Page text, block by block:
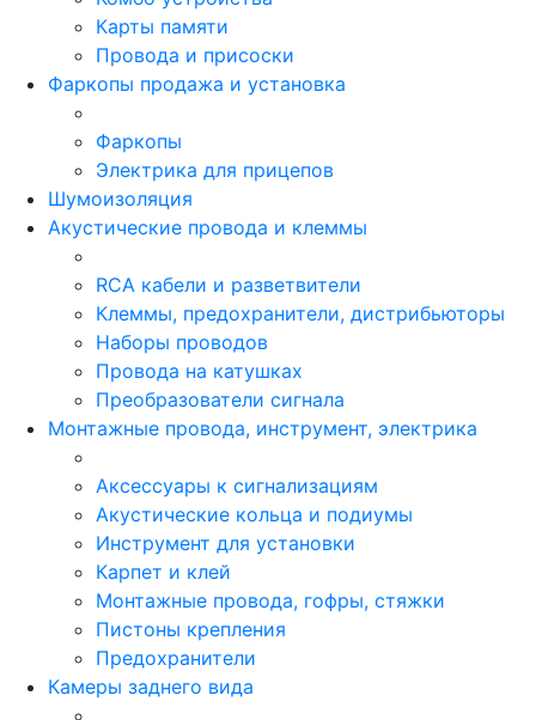
Карты памяти
Провода и присоски
Фаркопы продажа и установка
Фаркопы
Электрика для прицепов
Шумоизоляция
Акустические провода и клеммы
RCA кабели и разветвители
Клеммы, предохранители, дистрибьюторы
Наборы проводов
Провода на катушках
Преобразователи сигнала
Монтажные провода, инструмент, электрика
Аксессуары к сигнализациям
Акустические кольца и подиумы
Инструмент для установки
Карпет и клей
Монтажные провода, гофры, стяжки
Пистоны крепления
Предохранители
Камеры заднего вида